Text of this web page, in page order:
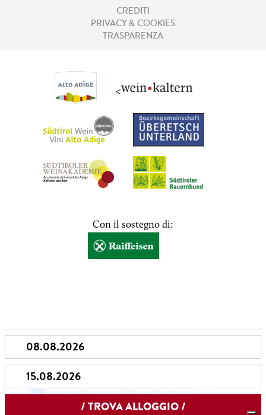
CREDITI
PRIVACY & COOKIES
TRASPARENZA
<
Con il sostegno di:
Informativa sulla raccolta
Le tue preferenze relative alla privacy